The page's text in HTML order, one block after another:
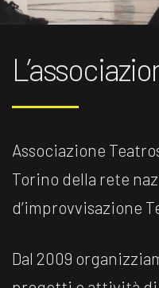
Associazione
Torino della rete
d’improvvisazione
Dal 2009